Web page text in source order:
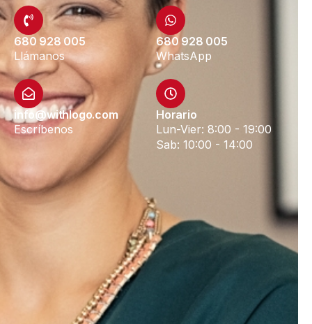
680 928 005
Llámanos
680 928 005
WhatsApp
info@withlogo.com
Escríbenos
Horario
Lun-Vier: 8:00 - 19:00
Sab: 10:00 - 14:00